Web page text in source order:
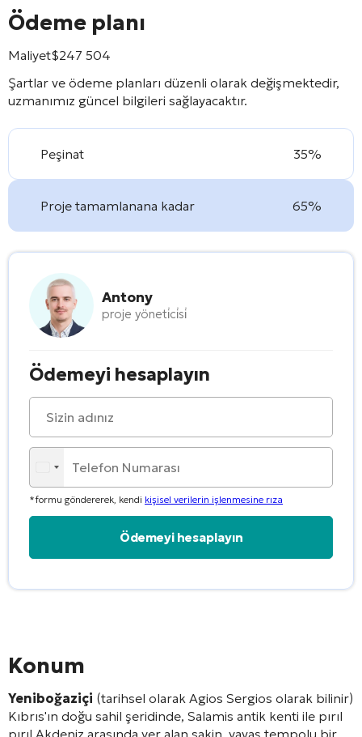
Ödeme planı
Maliyet$247 504
Şartlar ve ödeme planları düzenli olarak değişmektedir,
uzmanımız güncel bilgileri sağlayacaktır.
Peşinat 35%
Proje tamamlanana kadar 65%
Antony
proje yöneti̇ci̇si̇
Ödemeyi hesaplayın
*formu göndererek, kendi kişisel verilerin işlenmesine rıza
Konum
Yeniboğaziçi (tarihsel olarak Agios Sergios olarak bilinir)
Kıbrıs'ın doğu sahil şeridinde, Salamis antik kenti ile pırıl
pırıl Akdeniz arasında yer alan sakin, yavaş tempolu bir